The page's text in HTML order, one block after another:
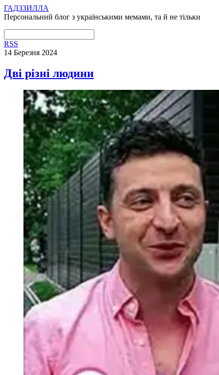
ГАДЗЗИЛЛА
Персональний блог з українськими мемами, та й не тільки
RSS
14 Березня 2024
Дві різні людини